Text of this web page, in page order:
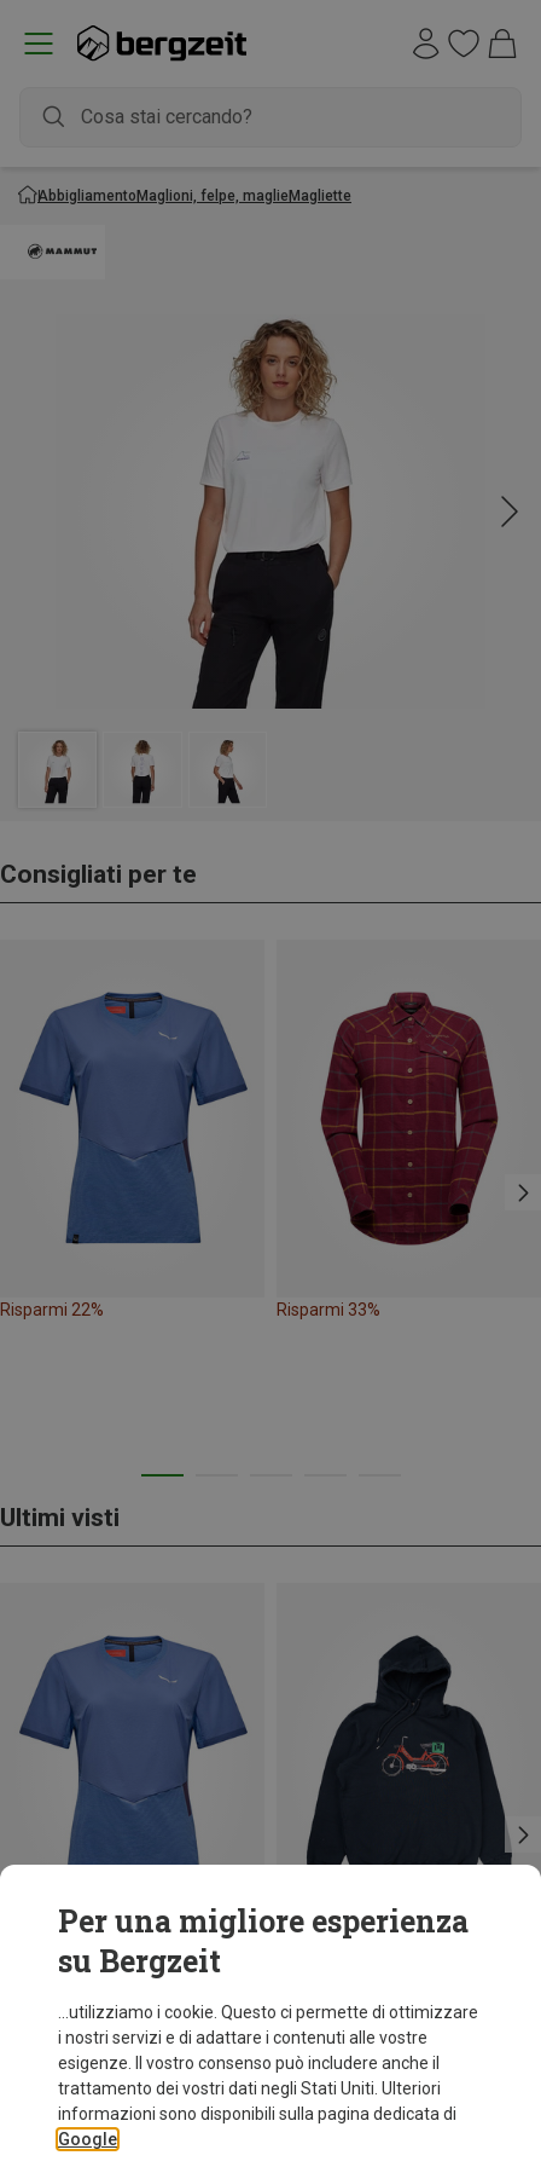
AbbigliamentoMaglioni, felpe, maglieMagliette
Consigliati per te
Risparmi 22% Risparmi 33%
Ultimi visti
Risparmi 22%
Per una migliore esperienza
su Bergzeit
...utilizziamo i cookie. Questo ci permette di ottimizzare
i nostri servizi e di adattare i contenuti alle vostre
esigenze. Il vostro consenso può includere anche il
trattamento dei vostri dati negli Stati Uniti. Ulteriori
informazioni sono disponibili sulla pagina dedicata di
Google